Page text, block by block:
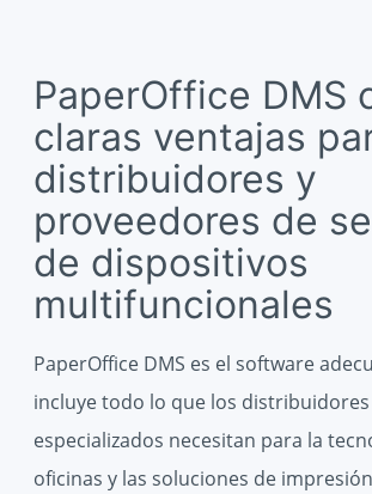
PaperOffice DMS
claras ventajas
distribuidores y
proveedores de
de dispositivos
multifuncionales
PaperOffice DMS es el software
incluye todo lo que los distribuidores
especializados necesitan para la
oficinas y las soluciones de